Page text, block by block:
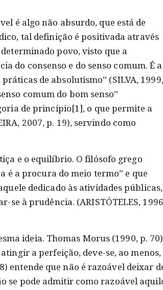
é algo não absurdo, que está de
tal definição é positivada através
povo, visto que a
do consenso e do senso comum. É a
de absolutismo” (SILVA, 1999,
comum do bom senso”
de princípio[1], o que permite a
2007, p. 19), servindo como
e o equilíbrio. O filósofo grego
é a procura do meio termo” e que
dedicado às atividades públicas,
à prudência. (ARISTÓTELES,
ideia. Thomas Morus (1990, p.
a perfeição, deve-se, ao menos,
entende que não é razoável deixar
se pode admitir como razoável